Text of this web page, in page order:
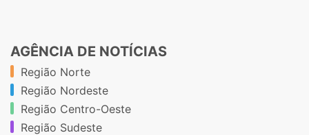
AGÊNCIA DE NOTÍCIAS
Região Norte
Região Nordeste
Região Centro-Oeste
Região Sudeste